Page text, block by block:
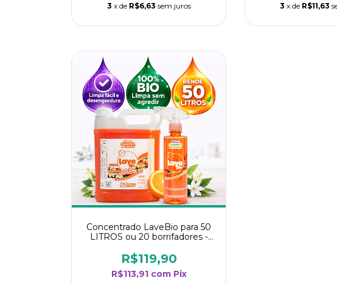
3 x de R$6,63 sem juros 3 x de R$11,63
Concentrado LaveBio para 50
LITROS ou 20 borrifadores -
- Flor de Laranjeira
R$119,90
R$113,91 com Pix